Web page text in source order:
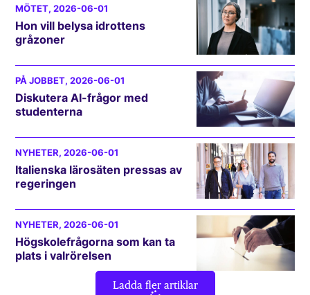
MÖTET, 2026-06-01
Hon vill belysa idrottens
gråzoner
PÅ JOBBET, 2026-06-01
Diskutera AI-frågor med
studenterna
NYHETER, 2026-06-01
Italienska lärosäten pressas av
regeringen
NYHETER, 2026-06-01
Högskolefrågorna som kan ta
plats i valrörelsen
Ladda fler artiklar